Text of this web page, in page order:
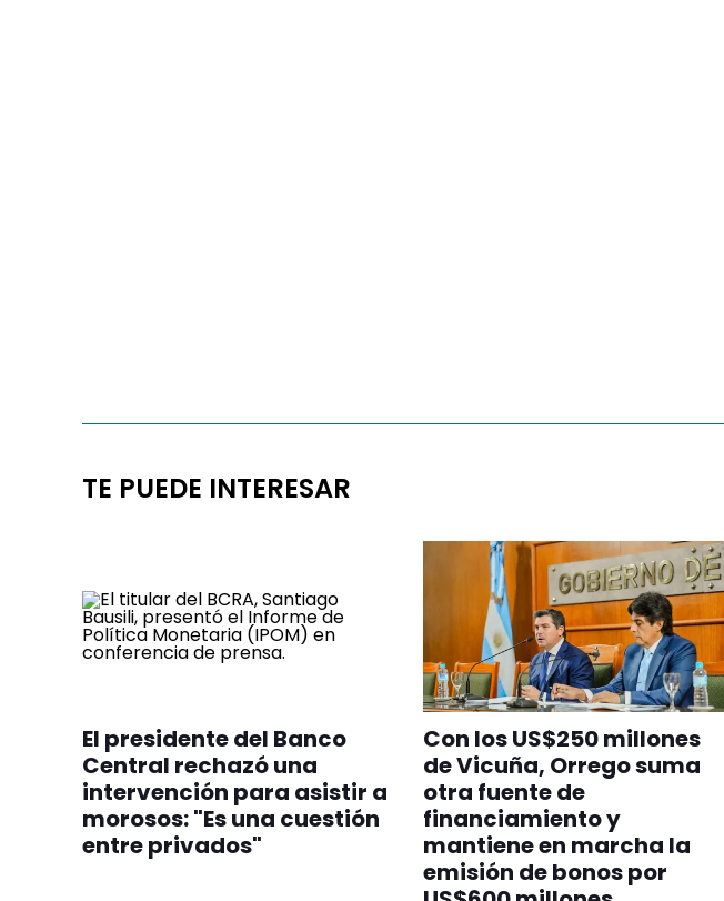
TE PUEDE INTERESAR
El presidente del Banco
Central rechazó una
intervención para asistir a
morosos: "Es una cuestión
entre privados"
Con los US$250 millones
de Vicuña, Orrego suma
otra fuente de
financiamiento y
mantiene en marcha la
emisión de bonos por